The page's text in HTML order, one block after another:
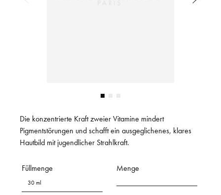
Die konzentrierte Kraft zweier Vitamine mindert
Pigmentstörungen und schafft ein ausgeglichenes, klares
Hautbild mit jugendlicher Strahlkraft.
Füllmenge
30 ml
Menge